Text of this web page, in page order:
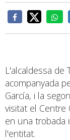
L'alcaldessa de
acompanyada
García, i la
visitat el Centre
en una trobada
l'entitat.